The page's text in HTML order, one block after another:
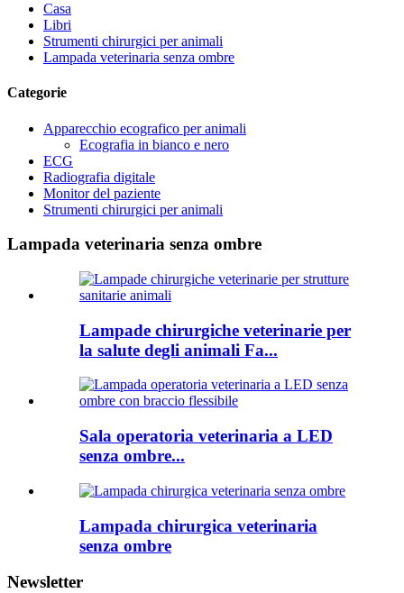
Casa
Libri
Strumenti chirurgici per animali
Lampada veterinaria senza ombre
Categorie
Apparecchio ecografico per animali
Ecografia in bianco e nero
ECG
Radiografia digitale
Monitor del paziente
Strumenti chirurgici per animali
Lampada veterinaria senza ombre
Lampade chirurgiche veterinarie per
la salute degli animali Fa...
Sala operatoria veterinaria a LED
senza ombre...
Lampada chirurgica veterinaria
senza ombre
Newsletter